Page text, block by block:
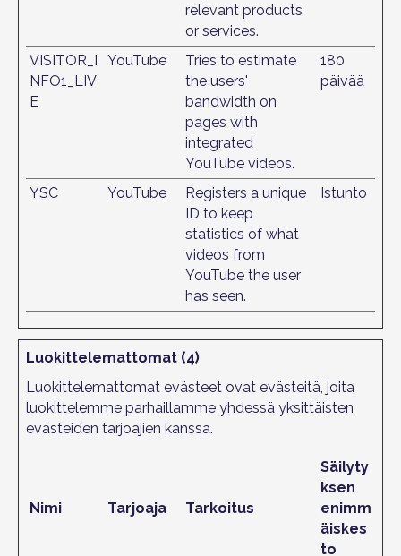
relevant products
or services.
VISITOR_I
NFO1_LIV
E
YouTube
Tries to estimate
the users'
bandwidth on
pages with
integrated
YouTube videos.
180
päivää
YSC YouTube
Registers a unique
ID to keep
statistics of what
videos from
YouTube the user
has seen.
Istunto
Luokittelemattomat (4)
Luokittelemattomat evästeet ovat evästeitä, joita
luokittelemme parhaillamme yhdessä yksittäisten
evästeiden tarjoajien kanssa.
Nimi Tarjoaja Tarkoitus
Säilyty
ksen
enimm
äiskes
to